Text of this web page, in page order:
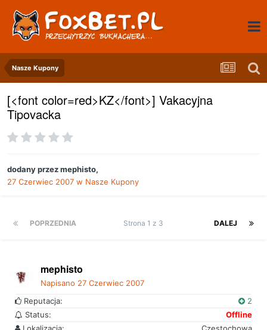
Nasze Kupony
[<font color=red>KZ</font>] Vakacyjna
Tipovacka
dodany przezmephisto,
27 Czerwiec 2007 w Nasze Kupony
POPRZEDNIA DALEJ
Strona 1 z 3
mephisto
Napisano 27 Czerwiec 2007
Reputacja:
2
Status:
Offline